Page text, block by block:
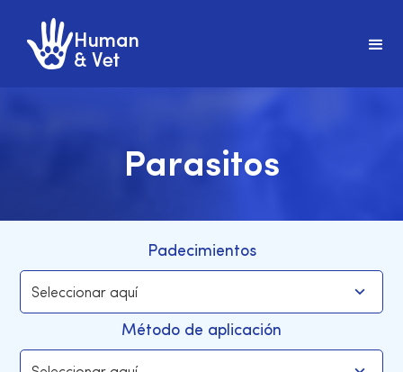
Parasitos
Padecimientos
Método de aplicación